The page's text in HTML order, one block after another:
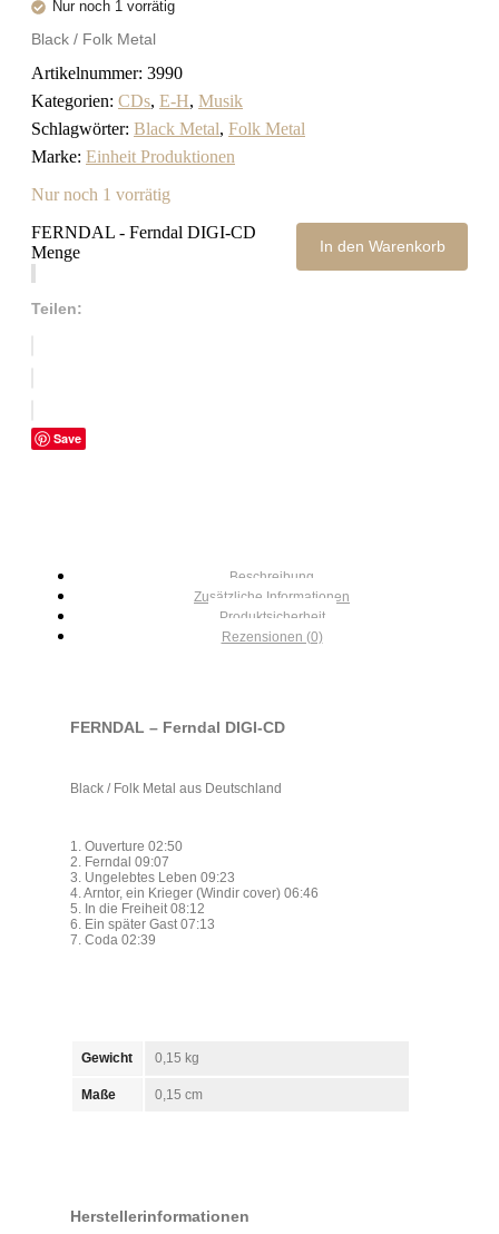
Nur noch 1 vorrätig
Black / Folk Metal
Artikelnummer: 3990
Kategorien: CDs, E-H, Musik
Schlagwörter: Black Metal, Folk Metal
Marke: Einheit Produktionen
Nur noch 1 vorrätig
FERNDAL - Ferndal DIGI-CD
Menge
In den Warenkorb
Teilen:
Save
Beschreibung
Zusätzliche Informationen
Produktsicherheit
Rezensionen (0)
FERNDAL – Ferndal DIGI-CD
Black / Folk Metal aus Deutschland
1. Ouverture 02:50
2. Ferndal 09:07
3. Ungelebtes Leben 09:23
4. Arntor, ein Krieger (Windir cover) 06:46
5. In die Freiheit 08:12
6. Ein später Gast 07:13
7. Coda 02:39
Gewicht 0,15 kg
Maße 0,15 cm
Herstellerinformationen